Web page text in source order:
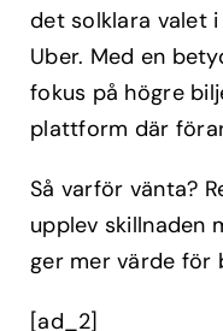
det solklara valet
Uber. Med en
fokus på högre
plattform där
Så varför vänta?
upplev skillnaden
ger mer värde för
[ad_2]